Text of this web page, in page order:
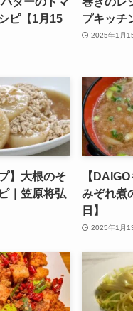
ピ【1月15
プキッチ
2025年1月
】大根のそ
｜笠原将弘
【
みぞれ煮
日】
2025年1月